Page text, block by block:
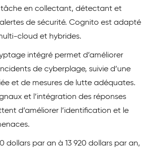
tâche en collectant, détectant et
de sécurité. Cognito est adapté
cloud et hybrides.
intégré permet d’améliorer
de cyberplage, suivie d’une
et de mesures de lutte adéquates.
et l’intégration des réponses
d’améliorer l’identification et le
dollars par an à 13 920 dollars par an,